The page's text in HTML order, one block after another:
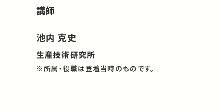
講師
池内 克史
生産技術研究所
※所属・役職は登壇当時のものです。